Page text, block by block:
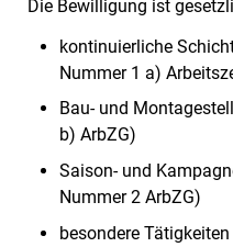
Die Bewilligung ist
kontinuierliche
Nummer 1 a)
Bau- und
b) ArbZG)
Saison- und
Nummer 2 ArbZG)
besondere